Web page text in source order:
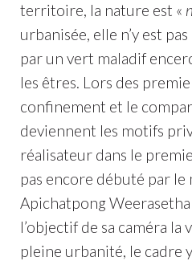
territoire, la nature est «
urbanisée, elle n’y est
par un vert maladif
les êtres. Lors des
confinement et le
deviennent les motifs
réalisateur dans le
pas encore débuté par
Apichatpong
l’objectif de sa caméra la
pleine urbanité, le cadre